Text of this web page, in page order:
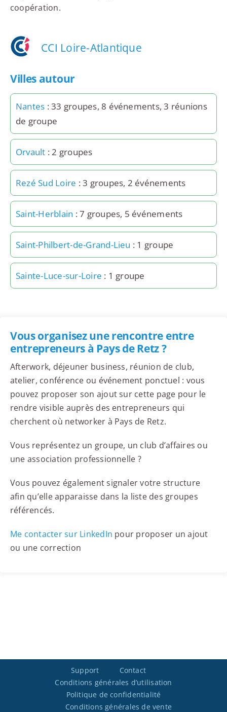
coopération.
CCI Loire-Atlantique
Villes autour
Nantes : 33 groupes, 8 événements, 3 réunions
de groupe
Orvault : 2 groupes
Rezé Sud Loire : 3 groupes, 2 événements
Saint-Herblain : 7 groupes, 5 événements
Saint-Philbert-de-Grand-Lieu : 1 groupe
Sainte-Luce-sur-Loire : 1 groupe
Vous organisez une rencontre entre
entrepreneurs à Pays de Retz ?
Afterwork, déjeuner business, réunion de club,
atelier, conférence ou événement ponctuel : vous
pouvez proposer son ajout sur cette page pour le
rendre visible auprès des entrepreneurs qui
cherchent où networker à Pays de Retz.
Vous représentez un groupe, un club d’affaires ou
une association professionnelle ?
Vous pouvez également signaler votre structure
afin qu’elle apparaisse dans la liste des groupes
référencés.
Me contacter sur LinkedIn pour proposer un ajout
ou une correction
Support
Contact
Conditions générales d’utilisation
Politique de confidentialité
Conditions générales de vente